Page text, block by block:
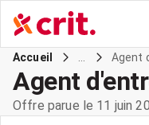
Accueil Agent
Agent
Offre parue le 11 juin